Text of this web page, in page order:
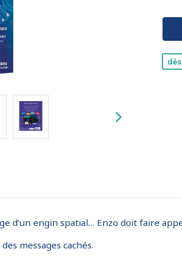
d’un engin spatial… Enzo doit faire
messages cachés.